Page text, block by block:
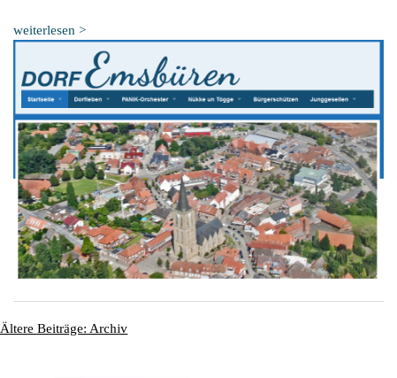
weiterlesen >
Ältere Beiträge: Archiv